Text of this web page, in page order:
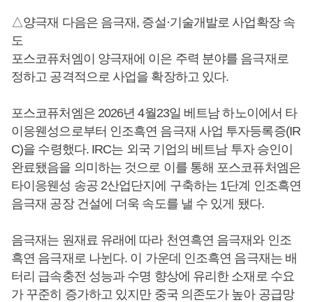
△양극재 다음은 음극재, 증설·기술개발로 사업확장 속
도
포스코퓨처엠이 양극재에 이은 주력 분야를 음극재로
정하고 공격적으로 사업을 확장하고 있다.
포스코퓨처엠은 2026년 4월23일 베트남 하노이에서 타
이응웬성으로부터 인조흑연 음극재 사업 투자등록증(IR
C)을 수령했다. IRC는 외국 기업의 베트남 투자 승인이
완료됐음을 의미하는 것으로 이를 통해 포스코퓨처엠은
타이응웬성 송공 2산업단지에 구축하는 1단계 인조흑연
음극재 공장 건설에 더욱 속도를 낼 수 있게 됐다.
음극재는 원재료 유래에 따라 천연흑연 음극재와 인조
흑연 음극재로 나뉜다. 이 가운데 인조흑연 음극재는 배
터리 급속충전 성능과 수명 향상에 유리한 소재로 수요
가 꾸준히 증가하고 있지만 중국 의존도가 높아 공급망